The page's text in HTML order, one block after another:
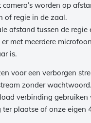
camera’s worden op
of regie in de zaal.
afstand tussen de regie
met meerdere
is.
voor een verborgen
zonder wachtwoord.
verbinding gebruiken
plaatse of onze eigen